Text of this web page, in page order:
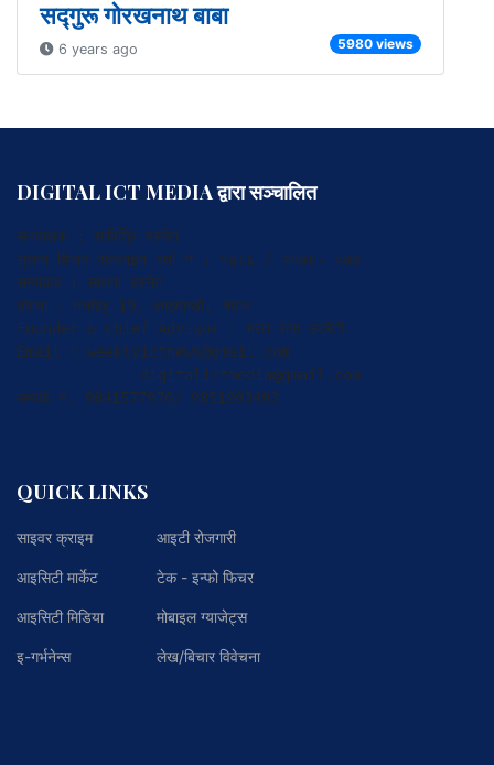
सद्गुरू गोरखनाथ बाबा
6 years ago 5980 views
DIGITAL ICT MEDIA द्वारा सञ्चालित
सञ्चालक : सावित्रि वस्नेत
सूचना बिभाग अनलाइन दर्ता नं : १४८६ / २०७६- ०७७
सम्पादक : साधना वस्नेत
ठेगाना : मनमैजु 19, काठमान्डौ, नेपाल
Founder & Chief Advisor : भरत राज उप्रेती
Email : weeklyictnews@gmail.com
              digitalictmedia@gmail.com
सम्पर्क नं. 9841577970/ 9851093493
QUICK LINKS
साइवर क्राइम
आइसिटी मार्केट
आइसिटी मिडिया
इ-गर्भनेन्स
आइटी रोजगारी
टेक - इन्फो फिचर
मोबाइल ग्याजेट्स
लेख/बिचार विवेचना